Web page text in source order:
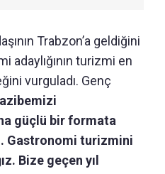
Trabzon’a geldiğini
adaylığının turizmi en
vurguladı. Genç
güçlü bir formata
Gastronomi turizmini
Bize geçen yıl